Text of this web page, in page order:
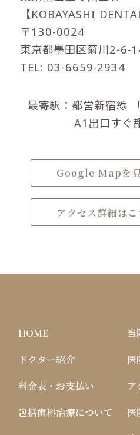
【KOBAYASHI
〒130-0024
東京都墨田区菊川2-6-
TEL: 03-6659-2934
最寄駅：都営新宿線
A1出口すぐ
Google Mapを
アクセス詳細はこ
HOME
当
ドクター紹介
医
料金表・お支払い
ア
包括歯科治療について
医